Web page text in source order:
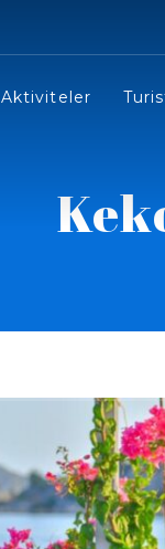
Aktiviteler